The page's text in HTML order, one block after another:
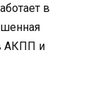
в
АКПП и